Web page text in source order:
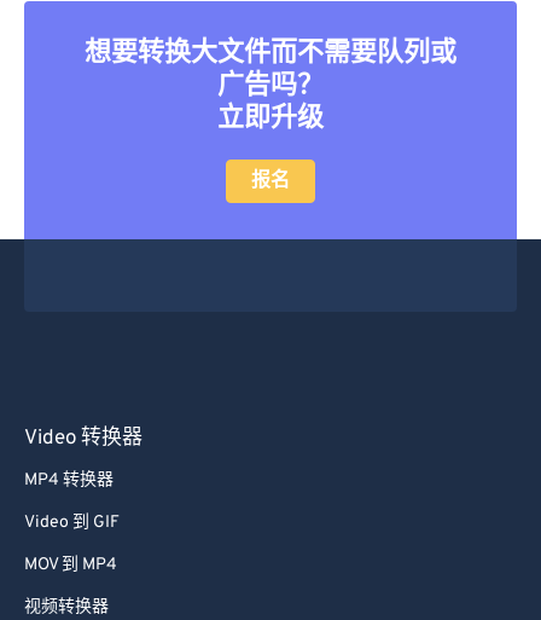
想要转换大文件而不需要队列或
广告吗？
立即升级
报名
Video 转换器
MP4 转换器
Video 到 GIF
MOV 到 MP4
视频转换器